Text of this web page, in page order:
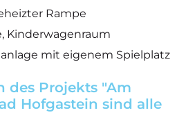
Rampe
Kinderwagenraum
mit eigenem Spielplatz
des Projekts "Am
Hofgastein sind alle